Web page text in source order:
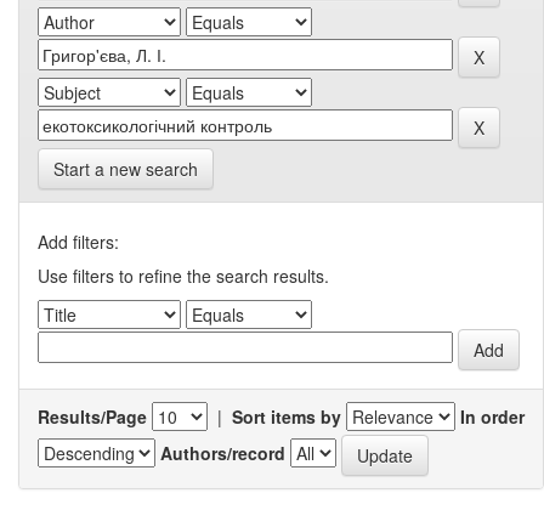
Start a new search
Add filters:
Use filters to refine the search results.
Results/Page | Sort items by
In order
Authors/record